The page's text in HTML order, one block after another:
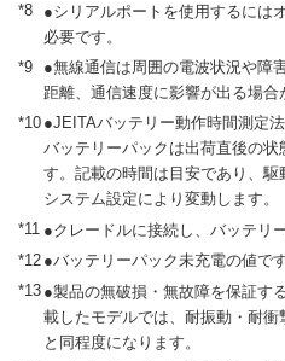
*8
●シリアルポートを使用するには
必要です。
*9
●無線通信は周囲の電波状況や障
距離、通信速度に影響が出る場合
*10 ●JEITAバッテリー動作時間測定
バッテリーパックは出荷直後の
す。記載の時間は目安であり、駆
システム設定により変動します。
*11 ●クレードルに接続し、バッテリ
*12 ●バッテリーパック未充電の値です
*13 ●製品の無破損・無故障を保証す
載したモデルでは、耐振動・耐
と同程度になります。